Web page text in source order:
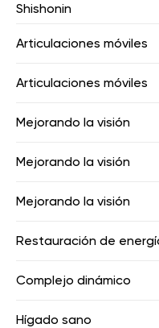
Shishonin
Articulaciones móviles
Articulaciones móviles
Mejorando la visión
Mejorando la visión
Mejorando la visión
Restauración de
Complejo dinámico
Hígado sano